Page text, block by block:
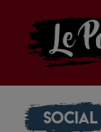
Social